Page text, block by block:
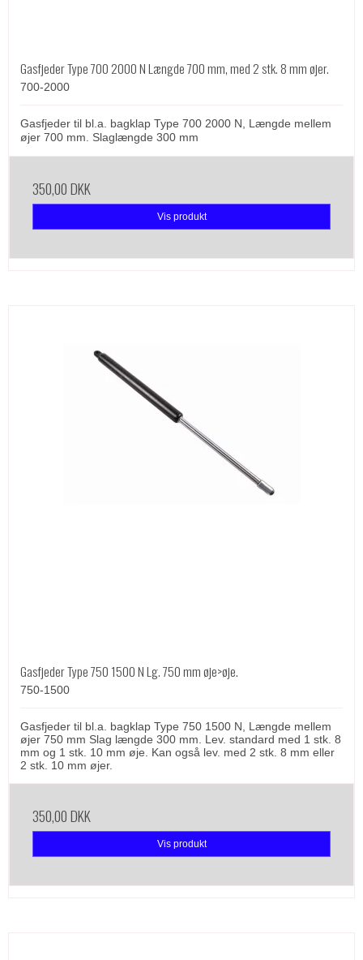
Gasfjeder Type 700 2000 N Længde 700 mm, med 2 stk. 8 mm øjer.
700-2000
Gasfjeder til bl.a. bagklap Type 700 2000 N, Længde mellem
øjer 700 mm. Slaglængde 300 mm
350,00 DKK
Vis produkt
Gasfjeder Type 750 1500 N Lg. 750 mm øje>øje.
750-1500
Gasfjeder til bl.a. bagklap Type 750 1500 N, Længde mellem
øjer 750 mm Slag længde 300 mm. Lev. standard med 1 stk. 8
mm og 1 stk. 10 mm øje. Kan også lev. med 2 stk. 8 mm eller
2 stk. 10 mm øjer.
350,00 DKK
Vis produkt